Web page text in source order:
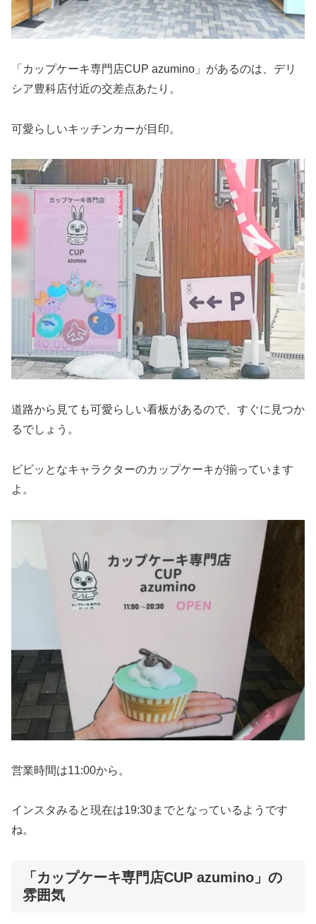
「カップケーキ専門店CUP azumino」があるのは、デリ
シア豊科店付近の交差点あたり。
可愛らしいキッチンカーが目印。
道路から見ても可愛らしい看板があるので、すぐに見つか
るでしょう。
ビビッとなキャラクターのカップケーキが揃っています
よ。
営業時間は11:00から。
インスタみると現在は19:30までとなっているようです
ね。
「カップケーキ専門店CUP azumino」の
雰囲気